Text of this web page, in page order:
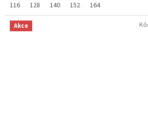
116 128 140 152 164
Akce